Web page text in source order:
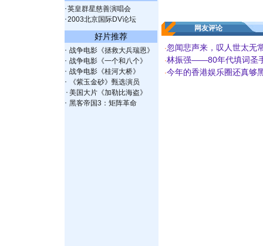
·英皇群星慈善演唱会
·2003北京国际DV论坛
好片推荐
· 战争电影《拯救大兵瑞恩》
· 战争电影《一个和八个》
· 战争电影《桂河大桥》
·
《紫玉金砂》甄选演员
· 美国大片《加勒比海盗》
· 黑客帝国3：矩阵革命
网友评论
·忽闻悲声来，叹人世太无
·林振强——80年代填词圣
·今年的香港娱乐圈还真够